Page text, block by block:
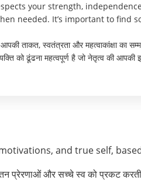
your strength,
needed. It’s important to find
आपकी ताकत, स्वतंत्रता और महत्वाकांक्षा
को ढूंढना महत्वपूर्ण है जो नेतृत्व की आपकी
and true self,
प्रेरणाओं और सच्चे स्व को प्रकट